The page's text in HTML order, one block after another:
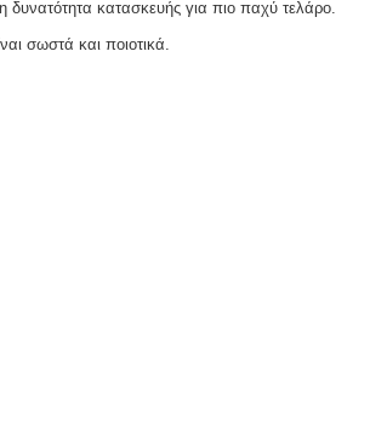
δυνατότητα κατασκευής για πιο παχύ τελάρο.
σωστά και ποιοτικά.